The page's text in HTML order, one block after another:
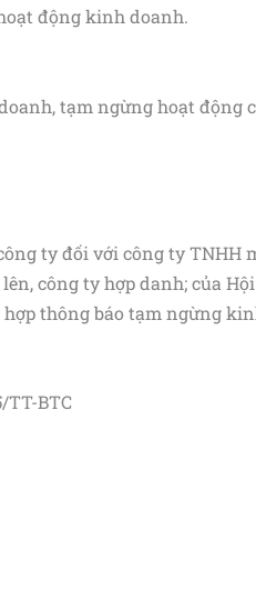
động kinh doanh.
tạm ngừng hoạt động
ty đối với công ty TNHH
công ty hợp danh; của
thông báo tạm ngừng
TT-BTC